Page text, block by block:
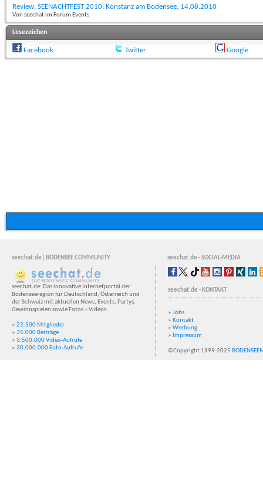
Review: SEENACHTFEST 2010: Konstanz am Bodensee, 14.08.2010
Von seechat im Forum Events
Lesezeichen
Facebook Twitter Google
seechat.de| BODENSEE COMMUNITY seechat.de - SOCIAL-MEDIA
seechat.de: Das innovative Internetportal der
Bodenseeregion für Deutschland, Österreich und
der Schweiz mit aktuellen News, Events, Partys,
Gewinnspielen sowie Fotos + Videos.
» 22.500 Mitglieder
» 35.000 Beiträge
» 3.500.000 Video-Aufrufe
» 30.000.000 Foto-Aufrufe
seechat.de - KONTAKT
» Jobs
» Kontakt
» Werbung
» Impressum
©Copyright 1999-2025